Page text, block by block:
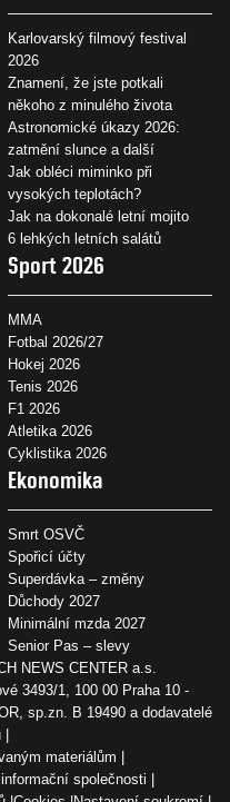
Karlovarský filmový festival
2026
Znamení, že jste potkali
někoho z minulého života
Astronomické úkazy 2026:
zatmění slunce a další
Jak obléci miminko při
vysokých teplotách?
Jak na dokonalé letní mojito
6 lehkých letních salátů
Sport 2026
MMA
Fotbal 2026/27
Hokej 2026
Tenis 2026
F1 2026
Atletika 2026
Cyklistika 2026
Ekonomika
Smrt OSVČ
Spořicí účty
Superdávka – změny
Důchody 2027
Minimální mzda 2027
Senior Pas – slevy
NEWS CENTER a.s.
3493/1, 100 00 Praha 10 -
sp.zn. B 19490 a dodavatelé
materiálům
společnosti